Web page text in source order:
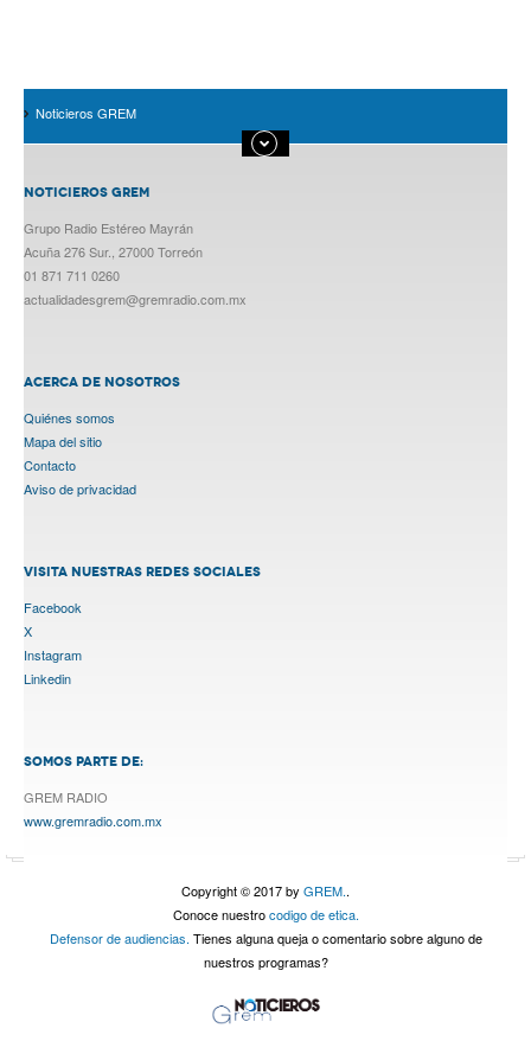
Noticieros GREM
NOTICIEROS GREM
Grupo Radio Estéreo Mayrán
Acuña 276 Sur., 27000 Torreón
01 871 711 0260
actualidadesgrem@gremradio.com.mx
ACERCA DE NOSOTROS
Quiénes somos
Mapa del sitio
Contacto
Aviso de privacidad
VISITA NUESTRAS REDES SOCIALES
Facebook
X
Instagram
Linkedin
SOMOS PARTE DE:
GREM RADIO
www.gremradio.com.mx
Copyright © 2017 by GREM..
Conoce nuestrocodigo de etica.
Defensor de audiencias. Tienes alguna queja o comentario sobre alguno de
nuestros programas?